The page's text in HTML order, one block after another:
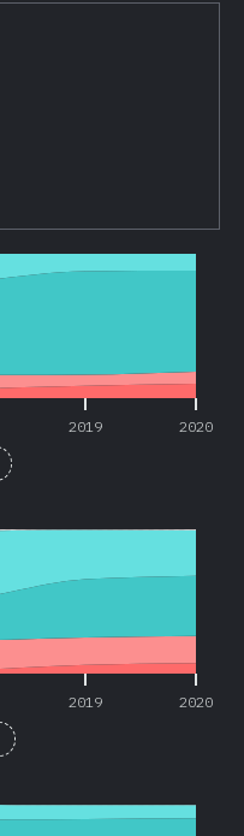
2019 2020
2019 2020
2019 2020